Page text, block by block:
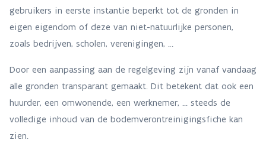
gebruikers in eerste instantie beperkt tot de gronden in
eigen eigendom of deze van niet-natuurlijke personen,
zoals bedrijven, scholen, verenigingen, …
Door een aanpassing aan de regelgeving zijn vanaf vandaag
alle gronden transparant gemaakt. Dit betekent dat ook een
huurder, een omwonende, een werknemer, ... steeds de
volledige inhoud van de bodemverontreinigingsfiche kan
zien.